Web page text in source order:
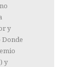
y
Donde
y